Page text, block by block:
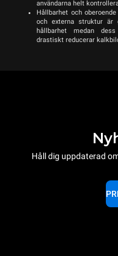
användarna helt
Hållbarhet och
och externa struktur är
hållbarhet medan dess
drastiskt reducerar
Håll dig uppdaterad